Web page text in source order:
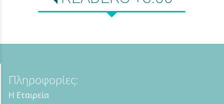
Πληροφορίες:
Η Εταιρεία